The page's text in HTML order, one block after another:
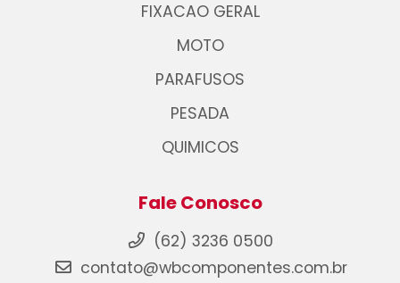
FIXACAO GERAL
MOTO
PARAFUSOS
PESADA
QUIMICOS
Fale Conosco
(62) 3236 0500
contato@wbcomponentes.com.br